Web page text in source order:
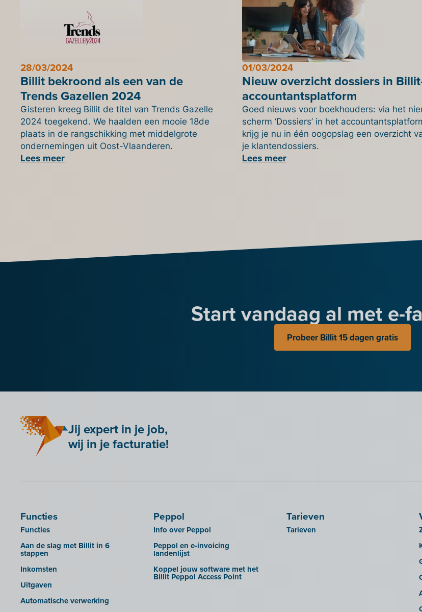
28/03/2024
Billit bekroond als een van de
Trends Gazellen 2024
Gisteren kreeg Billit de titel van Trends Gazelle
2024 toegekend. We haalden een mooie 18de
plaats in de rangschikking met middelgrote
ondernemingen uit Oost-Vlaanderen.
Lees meer
01/03/2024
Nieuw overzicht dossiers in
accountantsplatform
Goed nieuws voor boekhouders: via het
scherm ‘Dossiers’ in het
krijg je nu in één oogopslag een overzicht
je klantendossiers.
Lees meer
Start vandaag al met e-
Probeer Billit 15 dagen gratis
Jij expert in je job,
wij in je facturatie!
Functies
Functies
Aan de slag met Billit in 6
stappen
Inkomsten
Uitgaven
Automatische verwerking
Peppol
Info over Peppol
Peppol en e-invoicing
landenlijst
Koppel jouw software met het
Billit Peppol Access Point
Tarieven
Tarieven